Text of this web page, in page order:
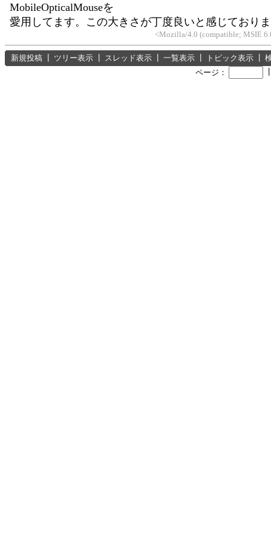
MobileOpticalMouseを
愛用してます。この大きさが丁度良いと感じており
<Mozilla/4.0 (compatible; MSIE
新規投稿 ツリー表示 スレッド表示 一覧表示 トピック表示
ページ：